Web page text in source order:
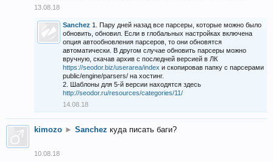
13.08.18
Sanchez 1. Пару дней назад все парсеры, которые можно было
обновить, обновил. Если в глобальных настройках включена
опция автообновления парсеров, то они обновятся
автоматически. В другом случае обновить парсеры можно
вручную, скачав архив с последней версией в ЛК
https://seodor.biz/userarea/index и скопировав папку с парсерами
public/engine/parsers/ на хостинг.
2. Шаблоны для 5-й версии находятся здесь
http://seodor.ru/resources/categories/11/
14.08.18
kimozo ► Sanchez куда писать баги?
10.08.18